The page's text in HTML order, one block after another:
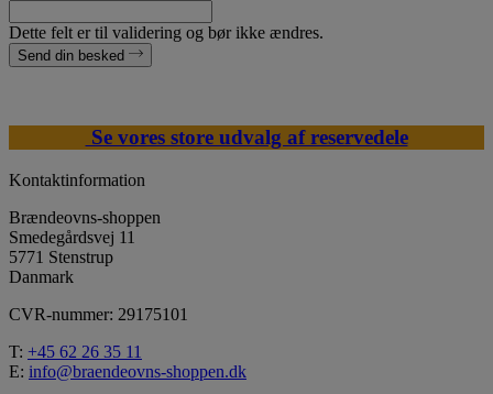
Dette felt er til validering og bør ikke ændres.
Send din besked
Se vores store udvalg af reservedele
Kontaktinformation
Brændeovns-shoppen
Smedegårdsvej 11
5771 Stenstrup
Danmark
CVR-nummer: 29175101
T: +45 62 26 35 11
E: info@braendeovns-shoppen.dk